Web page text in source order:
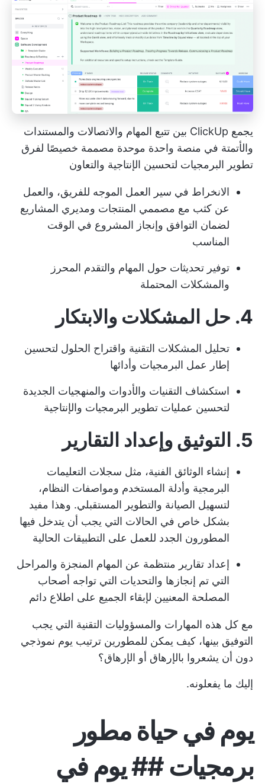
يجمع ClickUp بين تتبع المهام والاتصالات والمستندات
والأتمتة في منصة واحدة موحدة مصممة خصيصًا لفرق
تطوير البرمجيات لتحسين الإنتاجية والتعاون
الانخراط في سير العمل الموجه للفريق، والعمل
عن كثب مع مصممي المنتجات ومديري المشاريع
لضمان التوافق وإنجاز المشروع في الوقت
المناسب
توفير تحديثات حول المهام والتقدم المحرز
والمشكلات المحتملة
4. حل المشكلات والابتكار
تحليل المشكلات التقنية واقتراح الحلول لتحسين
إطار عمل البرمجيات وأدائها
استكشاف التقنيات والأدوات والمنهجيات الجديدة
لتحسين عمليات تطوير البرمجيات والإنتاجية
5. التوثيق وإعداد التقارير
إنشاء الوثائق الفنية، مثل سجلات التعليمات
البرمجية وأدلة المستخدم ومواصفات النظام،
لتسهيل الصيانة والتطوير المستقبلي. وهذا مفيد
بشكل خاص في الحالات التي يجب أن يتدخل فيها
المطورون الجدد للعمل على التطبيقات الحالية
إعداد تقارير منتظمة عن المهام المنجزة والمراحل
التي تم إنجازها والتحديات التي تواجه أصحاب
المصلحة المعنيين لإبقاء الجميع على اطلاع دائم
مع كل هذه المهارات والمسؤوليات التقنية التي يجب
التوفيق بينها، كيف يمكن للمطورين ترتيب يوم نموذجي
دون أن يشعروا بالإرهاق أو الإرهاق؟
إليك ما يفعلونه.
يوم في حياة مطور
برمجيات ## يوم في